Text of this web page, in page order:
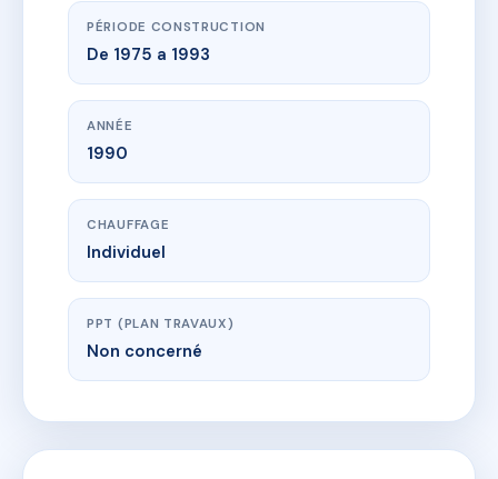
PÉRIODE CONSTRUCTION
De 1975 a 1993
ANNÉE
1990
CHAUFFAGE
Individuel
PPT (PLAN TRAVAUX)
Non concerné